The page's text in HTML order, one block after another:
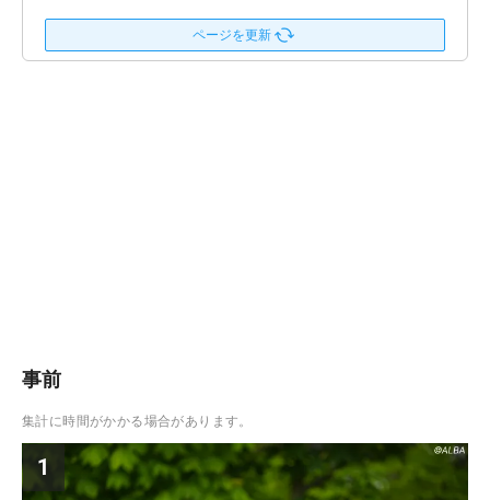
ページを更新
事前
集計に時間がかかる場合があります。
1